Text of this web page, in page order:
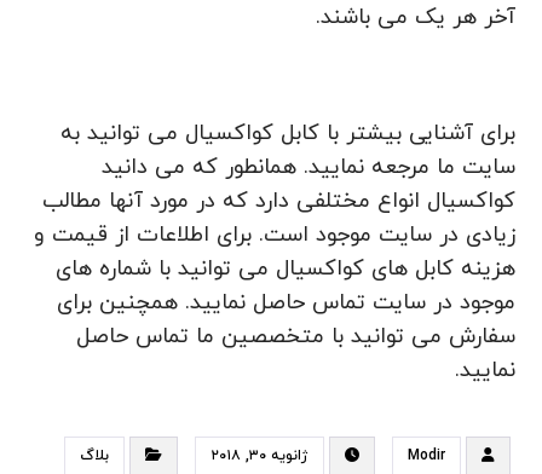
آخر هر یک می باشند.
برای آشنایی بیشتر با کابل کواکسیال می توانید به
سایت ما مرجعه نمایید. همانطور که می دانید
کواکسیال انواع مختلفی دارد که در مورد آنها مطالب
زیادی در سایت موجود است. برای اطلاعات از قیمت و
هزینه کابل های کواکسیال می توانید با شماره های
موجود در سایت تماس حاصل نمایید. همچنین برای
سفارش می توانید با متخصصین ما تماس حاصل
نمایید.
Modir ژانویه ۳۰, ۲۰۱۸ بلاگ